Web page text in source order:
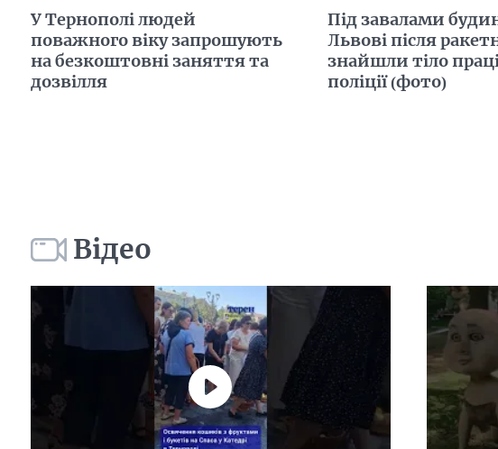
У Тернополі людей
поважного віку запрошують
на безкоштовні заняття та
дозвілля
Під завалами
Львові після
знайшли тіло
поліції (фото)
Відео